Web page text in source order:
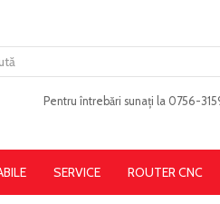
Pentru întrebări sunați la 0756-
SERVICE ROUTER CNC